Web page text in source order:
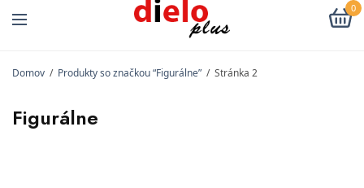
0
Domov / Produkty so značkou “Figurálne” / Stránka 2
Figurálne